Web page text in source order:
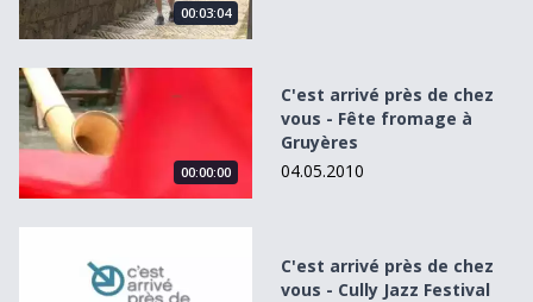
00:03:04
C&#039;est arrivé près de chez vous - Fête fromage à
00:00:00
C'est arrivé près de chez
vous - Fête fromage à
Gruyères
04.05.2010
C'est arrivé près de chez
vous - Cully Jazz Festival